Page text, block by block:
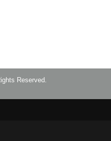
Reserved.